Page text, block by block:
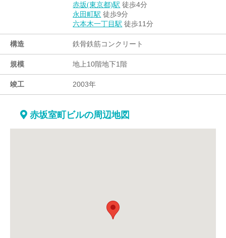
赤坂(東京都)駅 徒歩4分
永田町駅 徒歩9分
六本木一丁目駅 徒歩11分
構造 鉄骨鉄筋コンクリート
規模 地上10階地下1階
竣工 2003年
赤坂室町ビルの周辺地図